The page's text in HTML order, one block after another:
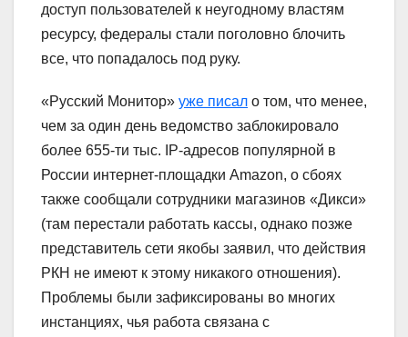
доступ пользователей к неугодному властям
ресурсу, федералы стали поголовно блочить
все, что попадалось под руку.
«Русский Монитор» уже писал о том, что менее,
чем за один день ведомство заблокировало
более 655-ти тыс. IP-адресов популярной в
России интернет-площадки Amazon, о сбоях
также сообщали сотрудники магазинов «Дикси»
(там перестали работать кассы, однако позже
представитель сети якобы заявил, что действия
РКН не имеют к этому никакого отношения).
Проблемы были зафиксированы во многих
инстанциях, чья работа связана с